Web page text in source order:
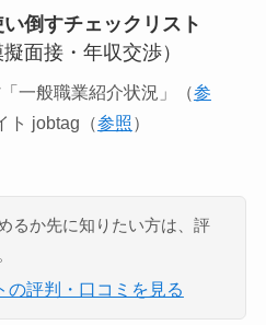
い倒すチェックリスト
面接・年収交渉）
一般職業紹介状況」（参
ト jobtag（参照）
るか先に知りたい方は、評
の評判・口コミを見る